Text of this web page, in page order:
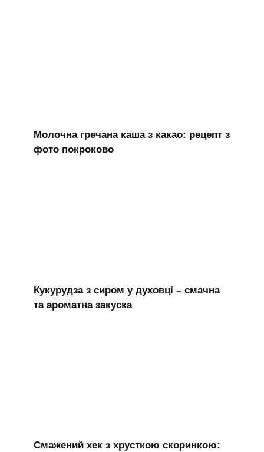
Молочна гречана каша з какао: рецепт з
фото покроково
Кукурудза з сиром у духовці – смачна
та ароматна закуска
Смажений хек з хрусткою скоринкою: